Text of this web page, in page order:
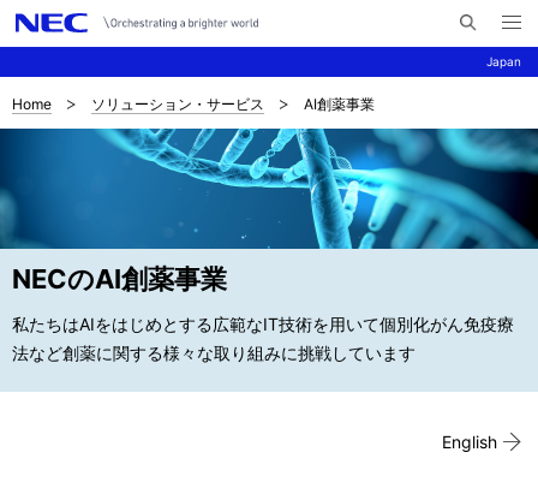
Japan
イ
検
索
メ
ニ
ュ
く
ナ
ゲ
ー
シ
ン
サ
ト
内
の
現
Home ソリューション・サービス AI創薬事業
NECのAI創薬事業
私たちはAIをはじめとする広範なIT技術を用いて個別化がん免疫療
法など創薬に関する様々な取り組みに挑戦しています
English